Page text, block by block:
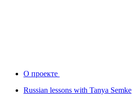
О проекте
Russian lessons with Tanya Semke